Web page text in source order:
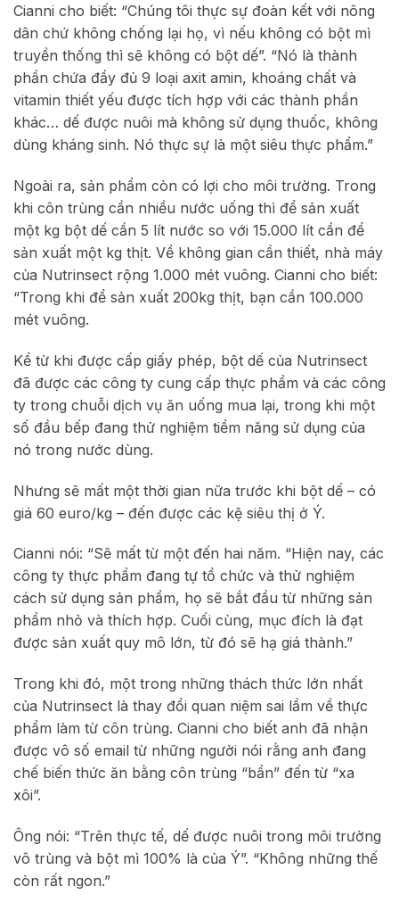
Cianni cho biết: “Chúng tôi thực sự đoàn kết với nông
dân chứ không chống lại họ, vì nếu không có bột mì
truyền thống thì sẽ không có bột dế”. “Nó là thành
phần chứa đầy đủ 9 loại axit amin, khoáng chất và
vitamin thiết yếu được tích hợp với các thành phần
khác… dế được nuôi mà không sử dụng thuốc, không
dùng kháng sinh. Nó thực sự là một siêu thực phẩm.”
Ngoài ra, sản phẩm còn có lợi cho môi trường. Trong
khi côn trùng cần nhiều nước uống thì để sản xuất
một kg bột dế cần 5 lít nước so với 15.000 lít cần để
sản xuất một kg thịt. Về không gian cần thiết, nhà máy
của Nutrinsect rộng 1.000 mét vuông. Cianni cho biết:
“Trong khi để sản xuất 200kg thịt, bạn cần 100.000
mét vuông.
Kể từ khi được cấp giấy phép, bột dế của Nutrinsect
đã được các công ty cung cấp thực phẩm và các công
ty trong chuỗi dịch vụ ăn uống mua lại, trong khi một
số đầu bếp đang thử nghiệm tiềm năng sử dụng của
nó trong nước dùng.
Nhưng sẽ mất một thời gian nữa trước khi bột dế – có
giá 60 euro/kg – đến được các kệ siêu thị ở Ý.
Cianni nói: “Sẽ mất từ ​​một đến hai năm. “Hiện nay, các
công ty thực phẩm đang tự tổ chức và thử nghiệm
cách sử dụng sản phẩm, họ sẽ bắt đầu từ những sản
phẩm nhỏ và thích hợp. Cuối cùng, mục đích là đạt
được sản xuất quy mô lớn, từ đó sẽ hạ giá thành.”
Trong khi đó, một trong những thách thức lớn nhất
của Nutrinsect là thay đổi quan niệm sai lầm về thực
phẩm làm từ côn trùng. Cianni cho biết anh đã nhận
được vô số email từ những người nói rằng anh đang
chế biến thức ăn bằng côn trùng “bẩn” đến từ “xa
xôi”.
Ông nói: “Trên thực tế, dế được nuôi trong môi trường
vô trùng và bột mì 100% là của Ý”. “Không những thế
còn rất ngon.”